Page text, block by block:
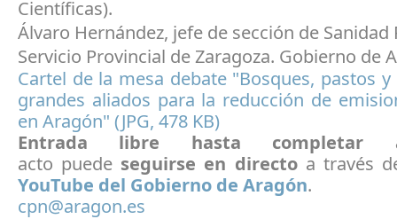
Científicas).
Álvaro Hernández, jefe de sección de Sanidad
Servicio Provincial de Zaragoza. Gobierno de
Cartel de la mesa debate "Bosques, pastos
grandes aliados para la reducción de
en Aragón" (JPG, 478 KB)
Entrada libre hasta completar
acto puede seguirse en directoa través
YouTube del Gobierno de Aragón.
cpn@aragon.es